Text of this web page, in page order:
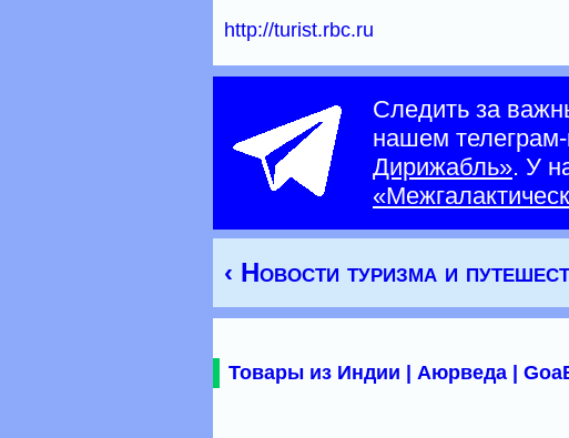
http://turist.rbc.ru
Следить за
нашем
Дирижабль». У
‹ Новости туризма и
Товары из Индии | Аюрведа |